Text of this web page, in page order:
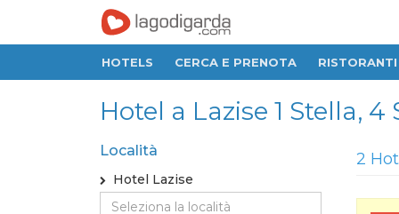
HOTELS CERCA E PRENOTA RISTORANTI
Hotel a Lazise 1 Stella, 4
Località
Hotel Lazise
2